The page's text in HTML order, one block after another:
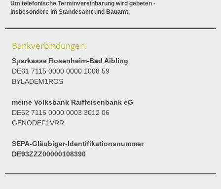
Um telefonische Terminvereinbarung wird gebeten -
insbesondere im Standesamt und Bauamt.
Bankverbindungen:
Sparkasse Rosenheim-Bad Aibling
DE61 7115 0000 0000 1008 59
BYLADEM1ROS
meine Volksbank Raiffeisenbank eG
DE62 7116 0000 0003 3012 06
GENODEF1VRR
SEPA-Gläubiger-Identifikationsnummer
DE93ZZZ00000108390